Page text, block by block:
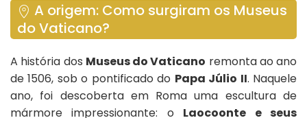
A origem: Como surgiram os Museus
do Vaticano?
A história dos Museus do Vaticano remonta ao ano
de 1506, sob o pontificado do Papa Júlio II. Naquele
ano, foi descoberta em Roma uma escultura de
mármore impressionante: o Laocoonte e seus